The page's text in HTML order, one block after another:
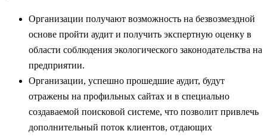
Организации получают возможность на безвозмездной
основе пройти аудит и получить экспертную оценку в
области соблюдения экологического законодательства на
предприятии.
Организации, успешно прошедшие аудит, будут
отражены на профильных сайтах и в специально
создаваемой поисковой системе, что позволит привлечь
дополнительный поток клиентов, отдающих